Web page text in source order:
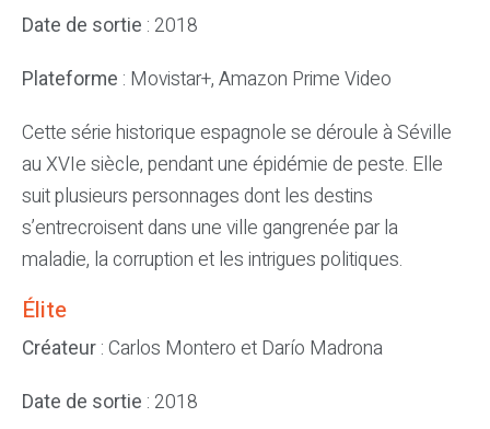
Date de sortie : 2018
Plateforme : Movistar+, Amazon Prime Video
Cette série historique espagnole se déroule à Séville
au XVIe siècle, pendant une épidémie de peste. Elle
suit plusieurs personnages dont les destins
s’entrecroisent dans une ville gangrenée par la
maladie, la corruption et les intrigues politiques.
Élite
Créateur : Carlos Montero et Darío Madrona
Date de sortie : 2018